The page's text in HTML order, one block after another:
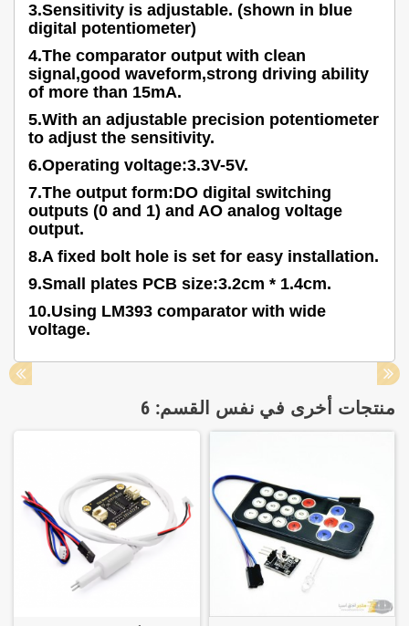
3.Sensitivity is adjustable. (shown in blue
digital potentiometer)
4.The comparator output with clean
signal,good waveform,strong driving ability
of more than 15mA.
5.With an adjustable precision potentiometer
to adjust the sensitivity.
6.Operating voltage:3.3V-5V.
7.The output form:DO digital switching
outputs (0 and 1) and AO analog voltage
output.
8.A fixed bolt hole is set for easy installation.
9.Small plates PCB size:3.2cm * 1.4cm.
10.Using LM393 comparator with wide
voltage.
منتجات أخرى في نفس القسم: 6